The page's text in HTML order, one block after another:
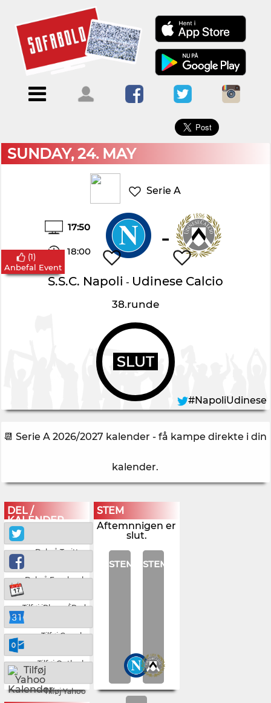
Menu
ForsideKalendere
Blogs
Om
Sofabold
Kontakt
bruger
Log
ind
×
SUNDAY, 24. MAY
Serie A
17:50
18:00 -
S.S.C. Napoli - Udinese Calcio
38.runde
SLUT
(1)
Anbefal Event
#NapoliUdinese
📆 Serie A 2026/2027 kalender - få kampe direkte i din
kalender.
DEL /
KALENDER
Del på Twitter
Del på Facebook
Tilføj iPhone/iPad
Tilføj Google
Tilføj Outlook
Tilføj Yahoo
STEM
Aftemnnigen er
slut.
STEM STEM